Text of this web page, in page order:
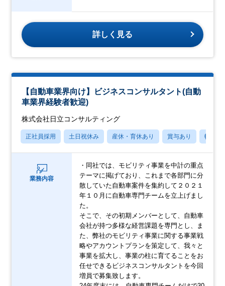
詳しく見る
【自動車業界向け】ビジネスコンサルタント(自動
車業界経験者歓迎)
株式会社日立コンサルティング
正社員採用 土日祝休み 産休・育休あり 賞与あり 転勤な
業務内容
・同社では、モビリティ事業を中計の重点
テーマに掲げており、これまで各部門に分
散していた自動車案件を集約して２０２１
年１０月に自動車専門チームを立上げまし
た。
そこで、その初期メンバーとして、自動車
会社が持つ多様な経営課題を専門とし、ま
た、弊社のモビリティ事業に関する事業戦
略やアカウントプランを策定して、我々と
事業を拡大し、事業の柱に育てることをお
任せできるビジネスコンサルタントを今回
増員で募集致します。